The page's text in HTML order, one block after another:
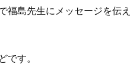
福島先生にメッセージを伝
です。